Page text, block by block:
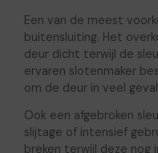
Een van de meest
buitensluiting. Het
deur dicht terwijl de
ervaren slotenmaker
om de deur in veel
Ook een afgebroken
slijtage of intensief
breken terwijl deze nog